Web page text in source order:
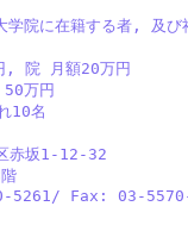
院に在籍する者, 及び
院 月額20万円
万円
10名
赤坂1-12-32
5261/ Fax: 03-